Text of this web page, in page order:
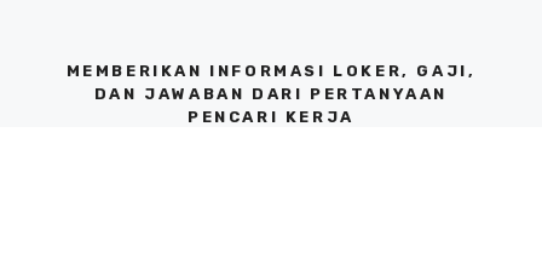
MEMBERIKAN INFORMASI LOKER, GAJI,
DAN JAWABAN DARI PERTANYAAN
PENCARI KERJA